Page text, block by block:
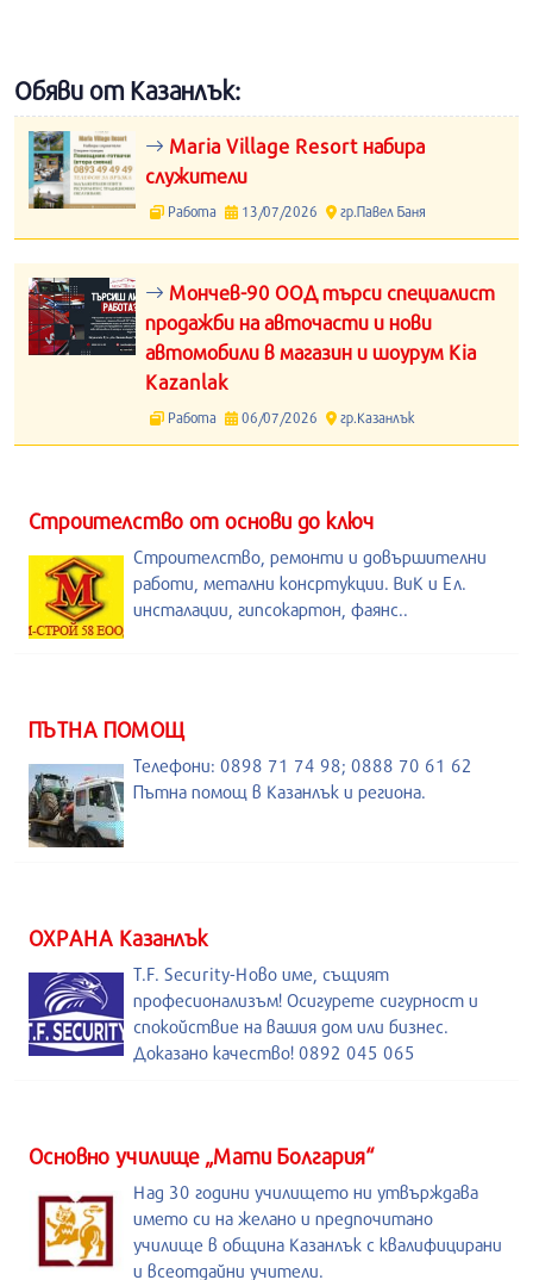
Обяви от Казанлък:
Maria Village Resort набира
служители
Работа 13/07/2026 гр.Павел Баня
Мончев-90 ООД търси специалист
продажби на авточасти и нови
автомобили в магазин и шоурум Kia
Kazanlak
Работа 06/07/2026 гр.Казанлък
Строителство от основи до ключ
Строителство, ремонти и довършителни
работи, метални консртукции. ВиК и Ел.
инсталации, гипсокартон, фаянс..
ПЪТНА ПОМОЩ
Телефони: 0898 71 74 98; 0888 70 61 62
Пътна помощ в Казанлък и региона.
ОХРАНА Казанлък
T.F. Security-Ново име, същият
професионализъм! Осигурете сигурност и
спокойствие на вашия дом или бизнес.
Доказано качество! 0892 045 065
Основно училище „Мати Болгария“
Над 30 години училището ни утвърждава
името си на желано и предпочитано
училище в община Казанлък с квалифицирани
и всеотдайни учители.